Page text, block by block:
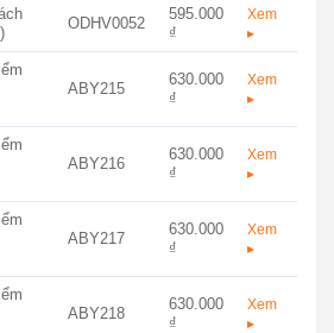
ODHV0052
595.000
₫
Xem
▸
ABY215
630.000
₫
Xem
▸
ABY216
630.000
₫
Xem
▸
ABY217
630.000
₫
Xem
▸
ABY218
630.000
₫
Xem
▸